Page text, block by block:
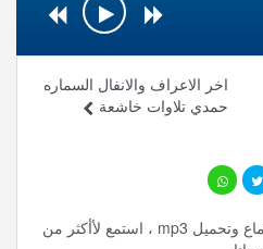
اخر الاعراف والانفال السماره
حمدي تلاوات خاشعة
التوبة حمدي تلاوات خاشعة استماع وتحميل mp3 ، استمع لأأكثر من